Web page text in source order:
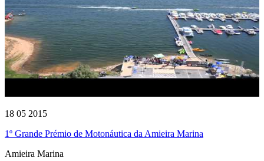
18 05 2015
1º Grande Prémio de Motonáutica da Amieira Marina
Amieira Marina